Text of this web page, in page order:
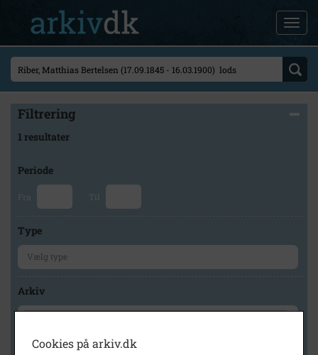
Filtrering
1 resultater
Periode
Fra Til
Type
Arkiv
Cookies på arkiv.dk